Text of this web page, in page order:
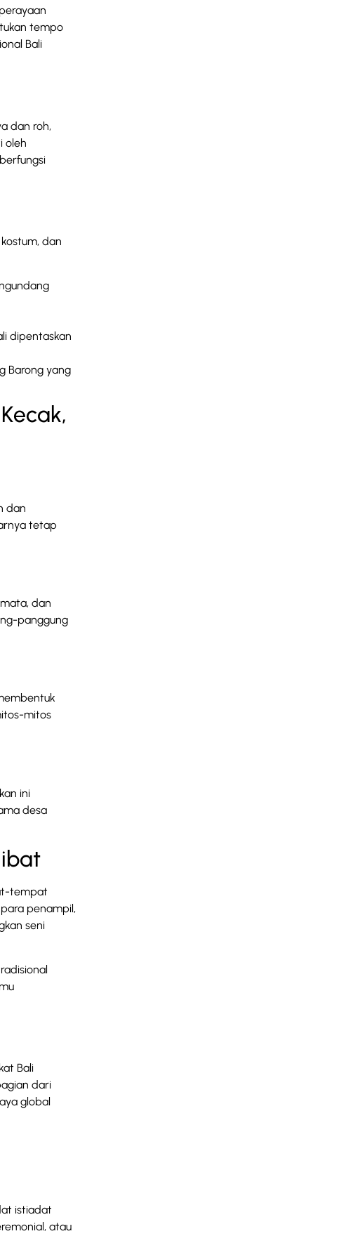
tempo
Bali
dan roh,
oleh
berfungsi
dan
dipentaskan
Barong yang
dan
tetap
dan
panggung
mitos
ini
desa
tempat
penampil,
seni
Bali
dari
global
istiadat
atau